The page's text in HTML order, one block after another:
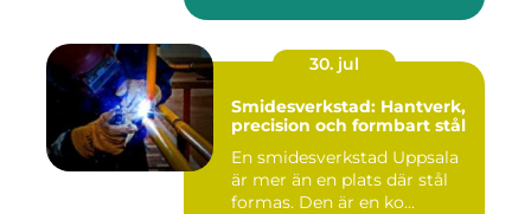
30. jul
Smidesverkstad: Hantverk,
precision och formbart stål
En smidesverkstad Uppsala
är mer än en plats där stål
formas. Den är en ko...